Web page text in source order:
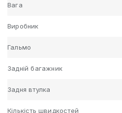
Вага
Виробник
Гальмо
Задній багажник
Задня втулка
Кількість швидкостей